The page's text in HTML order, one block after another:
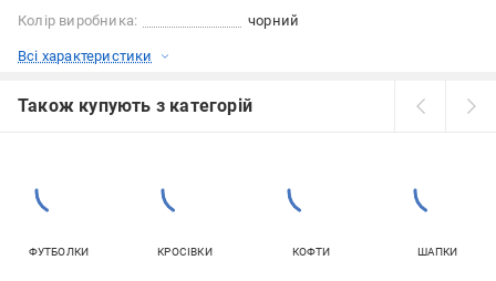
Колір виробника:
чорний
Всі характеристики
Також купують з категорій
ФУТБОЛКИ КРОСІВКИ КОФТИ ШАПКИ